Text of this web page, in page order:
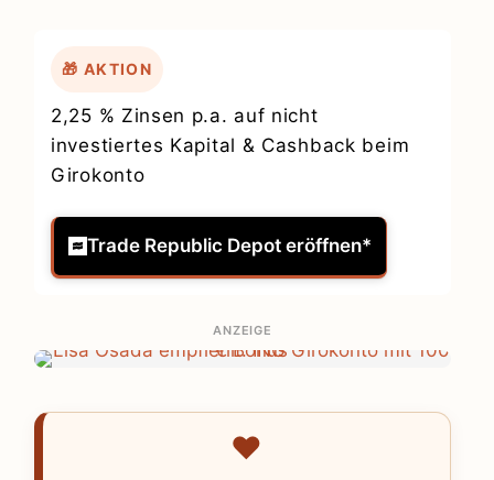
🎁 AKTION
2,25 % Zinsen p.a. auf nicht
investiertes Kapital & Cashback beim
Girokonto
Trade Republic Depot eröffnen*
ANZEIGE